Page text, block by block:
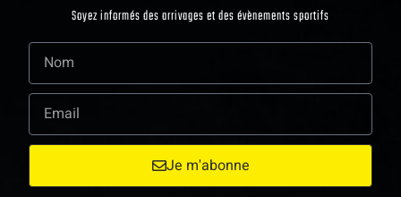
Soyez informés des arrivages et des évènements sportifs
Je m'abonne